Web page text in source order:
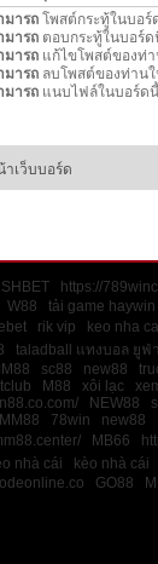
มารถโพสต์กระทู้ในบอร์
มารถตอบกระทู้ในบอร์ด
มารถแก้ไขโพสต์ของท่า
มารถลบโพสต์ของท่าน
มารถแนบไฟล์ในบอร์ด
าเว็บบอร์ด
SHBET https://
W88 tải game haywin
rik vip keo nha
taladball แทงบอล ยูฟ่
sc88 new88
M88 xôi lạc
NEW88
MM88 78win new88
MB66
nhà cái
kèo nhà cái
GO88